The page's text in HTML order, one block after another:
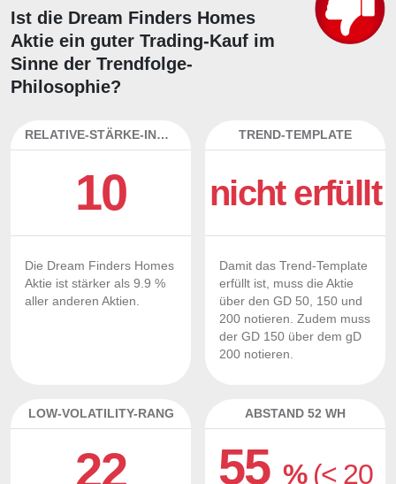
Ist die Dream Finders Homes
Aktie ein guter Trading-Kauf im
Sinne der Trendfolge-
Philosophie?
RELATIVE-STÄRKE-INDEX
10
Die Dream Finders Homes
Aktie ist stärker als 9.9 %
aller anderen Aktien.
TREND-TEMPLATE
nicht erfüllt
Damit das Trend-Template
erfüllt ist, muss die Aktie
über den GD 50, 150 und
200 notieren. Zudem muss
der GD 150 über dem gD
200 notieren.
LOW-VOLATILITY-RANG
22
ABSTAND 52 WH
55% (< 20